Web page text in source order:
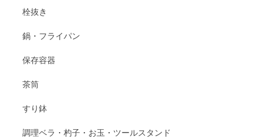
栓抜き
鍋・フライパン
保存容器
茶筒
すり鉢
調理ベラ・杓子・お玉・ツールスタンド